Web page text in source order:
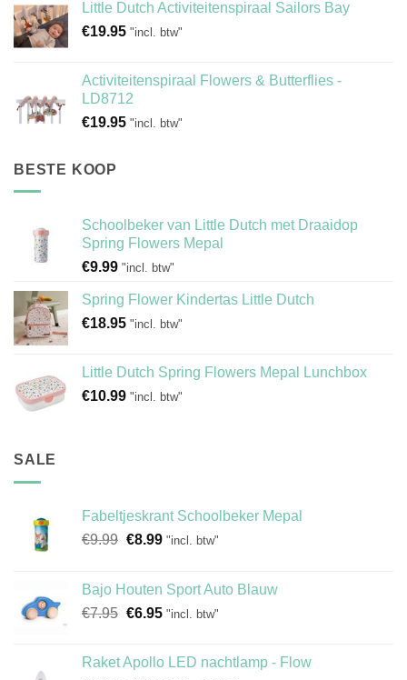
Little Dutch Activiteitenspiraal Sailors Bay
€19.95 "incl. btw"
Activiteitenspiraal Flowers & Butterflies -
LD8712
€19.95 "incl. btw"
BESTE KOOP
Schoolbeker van Little Dutch met Draaidop
Spring Flowers Mepal
€9.99 "incl. btw"
Spring Flower Kindertas Little Dutch
€18.95 "incl. btw"
Little Dutch Spring Flowers Mepal Lunchbox
€10.99 "incl. btw"
SALE
Fabeltjeskrant Schoolbeker Mepal
€9.99 Oorspronkelijke
€9.99.
€8.99Huidige
€8.99.
"incl. btw"
Bajo Houten Sport Auto Blauw
€7.95 Oorspronkelijke
€7.95.
€6.95Huidige
€6.95.
"incl. btw"
Raket Apollo LED nachtlamp - Flow